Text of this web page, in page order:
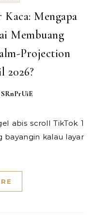
Mengapa
Membuang
Projection
2026?
SRnPrUiE
bayangin kalau layar